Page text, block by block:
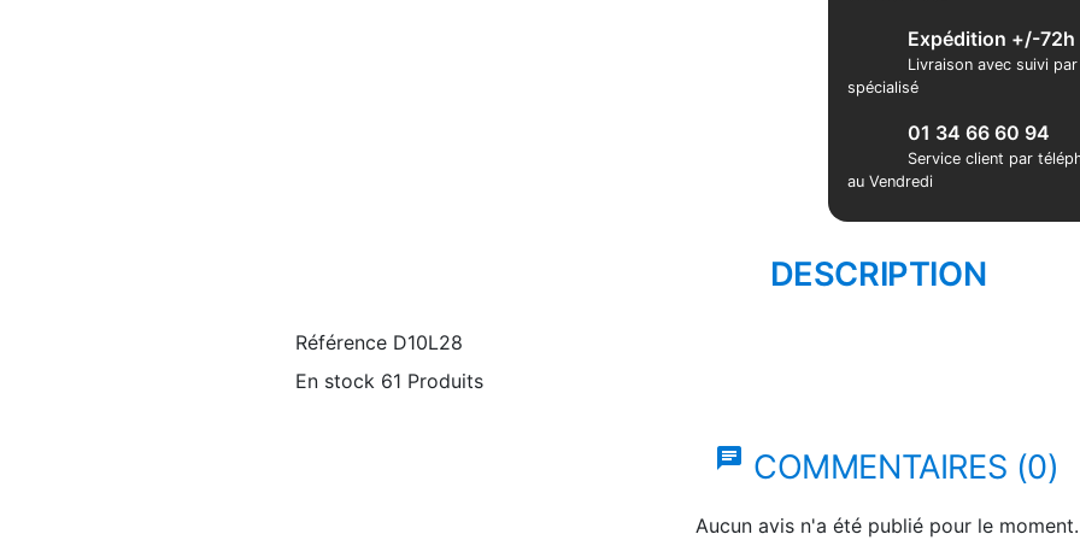
Expédition +/-72h
Livraison avec suivi
spécialisé
01 34 66 60 94
Service client par
au Vendredi
DESCRIPTION
Référence D10L28
En stock 61 Produits
chat COMMENTAIRES (0)
Aucun avis n'a été publié pour le moment.